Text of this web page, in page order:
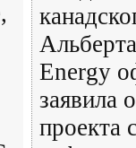
Energy
заявила
проекта